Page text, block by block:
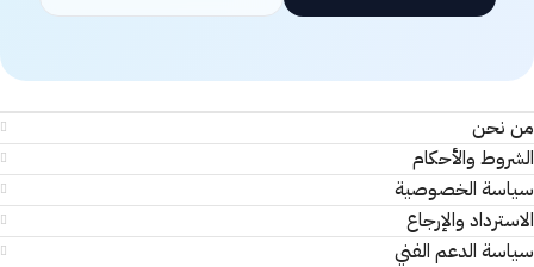
من نحن
الشروط والأحكام
سياسة الخصوصية
الاسترداد والإرجاع
سياسة الدعم الفني